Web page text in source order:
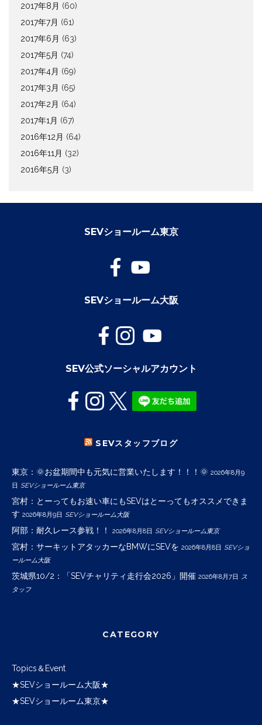
2017年8月 (60)
2017年7月 (61)
2017年6月 (63)
2017年5月 (74)
2017年4月 (69)
2017年3月 (65)
2017年2月 (64)
2017年1月 (67)
2016年12月 (64)
2016年11月 (32)
2016年5月 (3)
SEVショールーム東京
SEVショールーム大阪
SEV公式ソーシャルアカウント
SEVスタッフブログ
東京：🌞お盆期間中も元気に営業いたします！！！🌞 2026年8月9
日 SEVショールーム東京
宮村：とーってもお速い車にもSEVはとーってもオススメできま
す 2026年8月9日 SEVショールーム大阪
阿部：耐久レース参戦！！ 2026年8月8日 SEVショールーム東京
宮村：サーキットアタッカーなBMWにSEVを 2026年8月8日 SEVショ
ールーム大阪
茨城県10/2：「SEVチャリティ走行会2026」開催 2026年8月7日
ス
タッフ
CATEGORY
Topics＆Event
★SEVショールーム大阪★
★SEVショールーム東京★